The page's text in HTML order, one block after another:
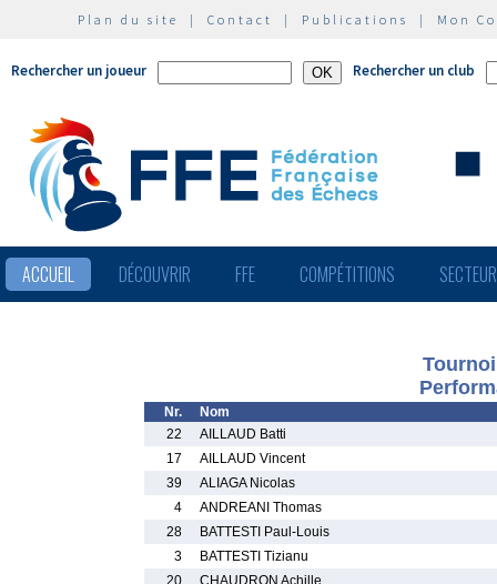
Plan du site | Contact | Publications | Mon
Rechercher un joueur Rechercher un club
ACCUEIL DÉCOUVRIR FFE COMPÉTITIONS
Nr.
Nom
22
AILLAUD Batti
17
AILLAUD Vincent
39
ALIAGA Nicolas
4
ANDREANI Thomas
28
BATTESTI Paul-Louis
3
BATTESTI Tizianu
20
CHAUDRON Achille